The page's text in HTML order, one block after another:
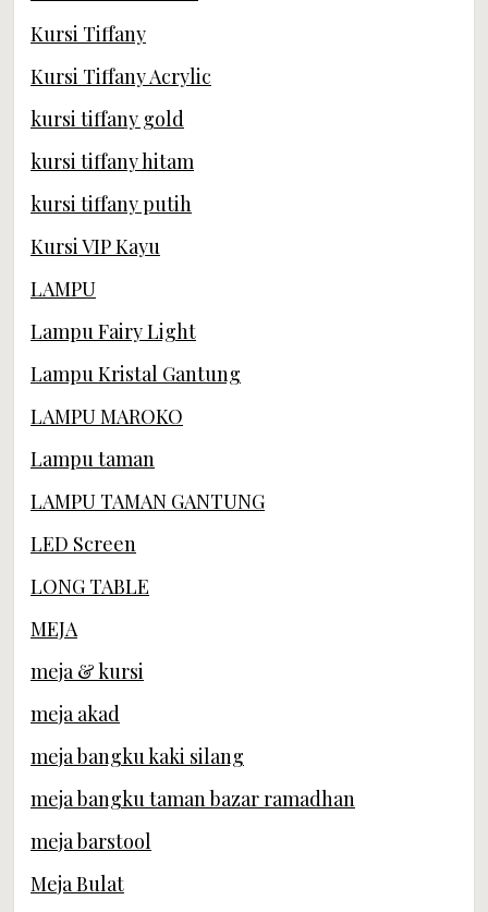
Kursi Tiffany
Kursi Tiffany Acrylic
kursi tiffany gold
kursi tiffany hitam
kursi tiffany putih
Kursi VIP Kayu
LAMPU
Lampu Fairy Light
Lampu Kristal Gantung
LAMPU MAROKO
Lampu taman
LAMPU TAMAN GANTUNG
LED Screen
LONG TABLE
MEJA
meja & kursi
meja akad
meja bangku kaki silang
meja bangku taman bazar ramadhan
meja barstool
Meja Bulat